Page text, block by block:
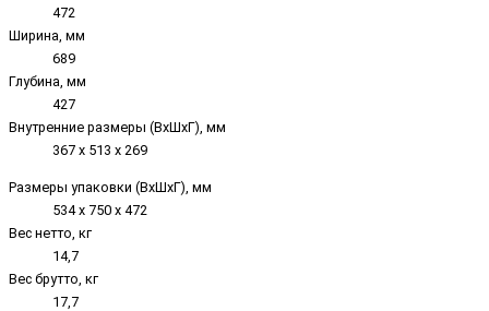
472
Ширина, мм
689
Глубина, мм
427
Внутренние размеры (ВxШxГ), мм
367 х 513 х 269
Размеры упаковки (ВxШxГ), мм
534 х 750 х 472
Вес нетто, кг
14,7
Вес брутто, кг
17,7